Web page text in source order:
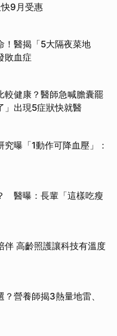
9月受惠
！醫揭「5大隔夜菜地
敗血症
較健康？醫師急喊膽囊罷
」出現5症狀快就醫
曝「1動作可降血壓」：
醫曝：長輩「這樣吃瘦
伴 高齡照護讓科技有溫度
營養師揭3熱量地雷、